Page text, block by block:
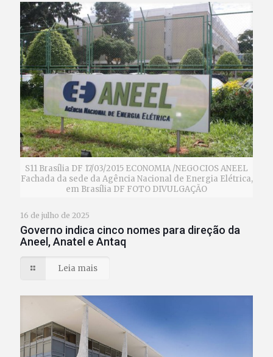
S11 Brasília DF 17/03/2015 ECONOMIA /NEGOCIOS ANEEL
Fachada da sede da Agência Nacional de Energia Elétrica,
em Brasília DF FOTO DIVULGAÇÃO
16 de julho de 2025
Governo indica cinco nomes para direção da
Aneel, Anatel e Antaq
Leia mais